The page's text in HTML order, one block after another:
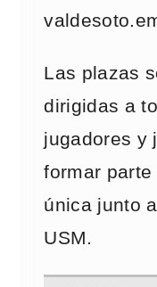
Las plazas
dirigidas a
jugadores y
formar
única junto
USM.